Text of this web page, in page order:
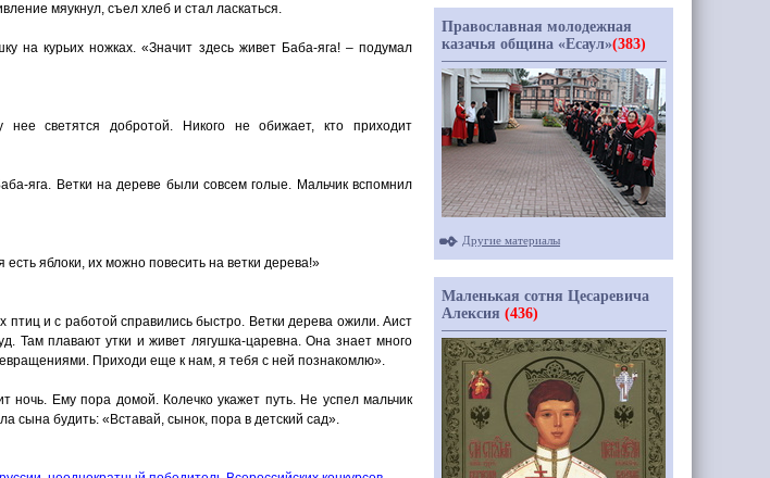
мяукнул, съел хлеб и стал ласкаться.
на курьих ножках. «Значит здесь живет Баба-яга! – подумал
светятся добротой. Никого не обижает, кто приходит
яга. Ветки на дереве были совсем голые. Мальчик вспомнил
яблоки, их можно повесить на ветки дерева!»
и с работой справились быстро. Ветки дерева ожили. Аист
Там плавают утки и живет лягушка-царевна. Она знает много
Приходи еще к нам, я тебя с ней познакомлю».
ночь. Ему пора домой. Колечко укажет путь. Не успел мальчик
сына будить: « Вставай, сынок, пора в детский сад».
Православная молодежная
казачья община «Есаул»(383)
Другие материалы
Маленькая сотня Цесаревича
Алексия (436)